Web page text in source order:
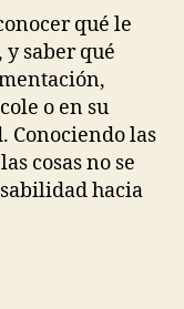
qué le
saber qué
o en su
Conociendo las
cosas no se
hacia